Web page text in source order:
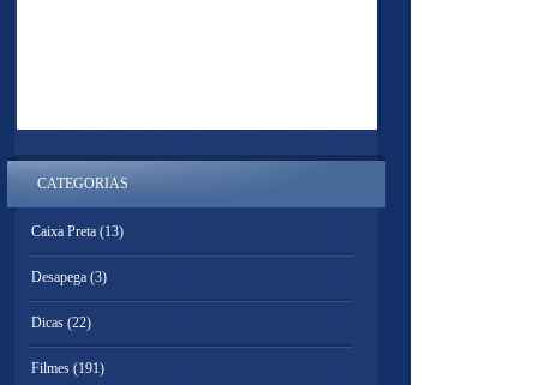
CATEGORIAS
Caixa Preta (13)
Desapega (3)
Dicas (22)
Filmes (191)